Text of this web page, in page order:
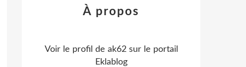
À propos
Voir le profil de ak62sur le portail
Eklablog